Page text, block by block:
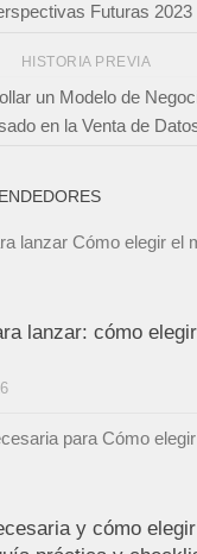
Futuras 2023
HISTORIA PREVIA
un Modelo de
en la Venta de
lanzar: cómo
y cómo